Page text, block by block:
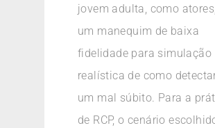
jovem adulta, como
um manequim de baixa
fidelidade para simulação
realística de como
um mal súbito. Para a
de RCP, o cenário